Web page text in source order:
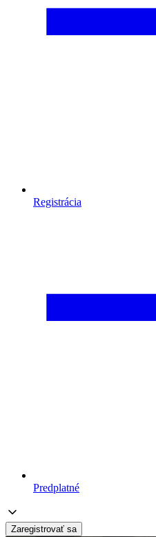
Registrácia
Predplatné
Zaregistrovať sa